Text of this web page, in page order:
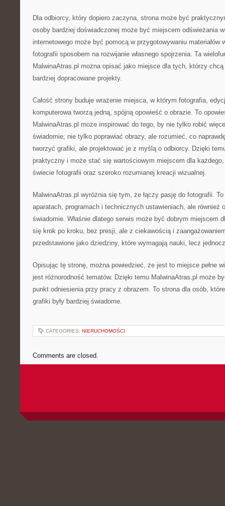
Dla odbiorcy, który dopiero zaczyna, strona może być
osoby bardziej doświadczonej może być miejscem odświeżania
internetowego może być pomocą w przygotowywaniu materiałów
fotografii sposobem na rozwijanie własnego spojrzenia. Ta
MalwinaAtras.pl można opisać jako miejsce dla tych, którzy
bardziej dopracowane projekty.
Całość strony buduje wrażenie miejsca, w którym fotografia,
komputerowa tworzą jedną, spójną opowieść o obrazie. To
MalwinaAtras.pl może inspirować do tego, by nie tylko robić
świadomie; nie tylko poprawiać obrazy, ale rozumieć, co
tworzyć grafiki, ale projektować je z myślą o odbiorcy. Dzięki
praktyczny i może stać się wartościowym miejscem dla
świecie fotografii oraz szeroko rozumianej kreacji wizualnej.
MalwinaAtras.pl wyróżnia się tym, że łączy pasję do fotografii.
aparatach, programach i technicznych ustawieniach, ale również
świadomie. Właśnie dlatego serwis może być dobrym miejscem
się krok po kroku, bez presji, ale z ciekawością i
przedstawione jako dziedziny, które wymagają nauki, lecz
Opisując tę stronę, można powiedzieć, że jest to miejsce pełne
jest różnorodność tematów. Dzięki temu MalwinaAtras.pl może
punkt odniesienia przy pracy z obrazem. To strona dla osób,
grafiki były bardziej świadome.
CATEGORIES: NIERUCHOMOŚCI
Comments are closed.